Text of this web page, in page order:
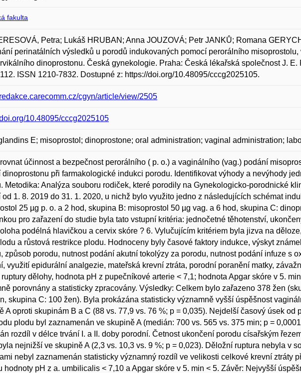
fakulta
Petra; Lukáš HRUBAN; Anna JOUZOVÁ; Petr JANKŮ; Romana
perinatálních výsledků u porodů indukovaných pomocí perorálního
dinoprostonu. Česká gynekologie. Praha: Česká lékařská společnost J. E.
ISSN 1210-7832. Dostupné z: https://doi.org/10.48095/cccg2025105.
cgyn/article/view/2505
10.48095/cccg2025105
E; misoprostol; dinoprostone; oral administration; vaginal administration;
účinnost a bezpečnost perorálního ( p. o.) a vaginálního (vag.) podání
dinoprostonu při farmakologické indukci porodu. Identifikovat výhody a nevýhody
Metodika: Analýza souboru rodiček, které porodily na Gynekologicko-porodnické
od 1. 8. 2019 do 31. 1. 2020, u nichž bylo využito jedno z následujících schémat
25 µg p. o. a 2 hod, skupina B: misoprostol 50 µg vag. a 6 hod, skupina C:
pro zařazení do studie byla tato vstupní kritéria: jednočetné těhotenství,
podélná hlavičkou a cervix skóre ? 6. Vylučujícím kritériem byla jizva na
a růstová restrikce plodu. Hodnoceny byly časové faktory indukce, výskyt
způsob porodu, nutnost podání akutní tokolýzy za porodu, nutnost podání infuze s
využití epidurální analgezie, mateřská krevní ztráta, porodní poranění matky,
dělohy, hodnota pH z pupečníkové arterie < 7,1; hodnota Apgar skóre v 5.
porovnány a statisticky zpracovány. Výsledky: Celkem bylo zařazeno 378 žen
skupina C: 100 žen). Byla prokázána statisticky významně vyšší úspěšnost
A oproti skupinám B a C (88 vs. 77,9 vs. 76 %; p = 0,035). Nejdelší časový úsek od
plodu byl zaznamenán ve skupině A (medián: 700 vs. 565 vs. 375 min; p =
rozdíl v délce trvání I. a II. doby porodní. Četnost ukončení porodu císařským
nejnižší ve skupině A (2,3 vs. 10,3 vs. 9 %; p = 0,023). Děložní ruptura nebyla v
nebyl zaznamenán statisticky významný rozdíl ve velikosti celkové krevní ztráty
hodnoty pH z a. umbilicalis < 7,10 a Apgar skóre v 5. min < 5. Závěr: Nejvyšší